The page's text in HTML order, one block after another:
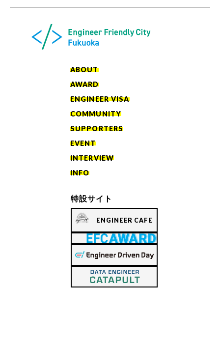
ABOUT
AWARD
ENGINEER VISA
COMMUNITY
SUPPORTERS
EVENT
INTERVIEW
INFO
特設サイト
ENGINEER CAFE